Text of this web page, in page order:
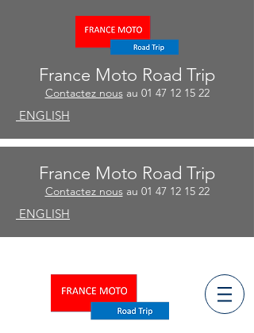
France Moto Road Trip
Contactez nousau 01 47 12 15 22
ENGLISH
France Moto Road Trip
Contactez nousau 01 47 12 15 22
ENGLISH